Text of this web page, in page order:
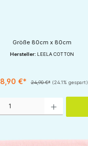
Größe 80cm x 80cm
Hersteller: LEELA COTTON
€* 24,90 €* (24.1% gespart)